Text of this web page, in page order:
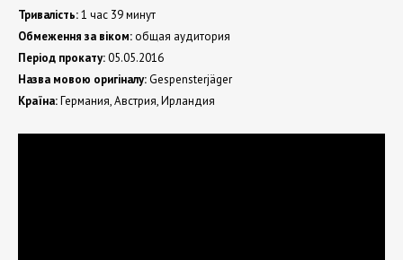
Тривалість:1 час 39 минут
Обмеження за віком:общая аудитория
Період прокату:05.05.2016
Назва мовою оригіналу:Gespensterjäger
Країна:Германия, Австрия, Ирландия